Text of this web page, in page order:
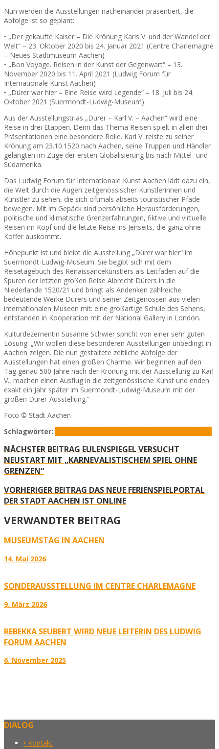
Nun werden die Ausstellungen nacheinander präsentiert, die
Abfolge ist so geplant:
• „Der gekaufte Kaiser – Die Krönung Karls V. und der Wandel der
Welt“ – 23. Oktober 2020 bis 24. Januar 2021 (Centre Charlemagne
– Neues Stadtmuseum Aachen)
• „Bon Voyage. Reisen in der Kunst der Gegenwart“ – 13.
November 2020 bis 11. April 2021 (Ludwig Forum für
Internationale Kunst Aachen)
• „Dürer war hier – Eine Reise wird Legende“ – 18. Juli bis 24.
Oktober 2021 (Suermondt-Ludwig-Museum)
Aus der Ausstellungstrias „Dürer – Karl V. – Aachen“ wird eine
Reise in drei Etappen. Denn das Thema Reisen spielt in allen drei
Präsentationen eine besondere Rolle. Karl V. reiste zu seiner
Krönung am 23.10.1520 nach Aachen, seine Truppen und Händler
gelangten im Zuge der ersten Globalisierung bis nach Mittel- und
Südamerika.
Das Ludwig Forum für Internationale Kunst Aachen lädt dazu ein,
die Welt durch die Augen zeitgenössischer Künstlerinnen und
Künstler zu sehen, die sich oftmals abseits touristischer Pfade
bewegen. Mit im Gepäck sind persönliche Herausforderungen,
politische und klimatische Grenzerfahrungen, fiktive und virtuelle
Reisen im Kopf und die letzte Reise ins Jenseits, die ganz ohne
Koffer auskommt.
Höhepunkt ist und bleibt die Ausstellung „Dürer war hier“ im
Suermondt-Ludwig-Museum. Sie begibt sich mit dem
Reisetagebuch des Renaissancekünstlers als Leitfaden auf die
Spuren der letzten großen Reise Albrecht Dürers in die
Niederlande 1520/21 und bringt als Andenken zahlreiche
bedeutende Werke Dürers und seiner Zeitgenossen aus vielen
internationalen Museen mit: eine großartige Schule des Sehens,
entstanden in Kooperation mit der National Gallery in London.
Kulturdezernentin Susanne Schwier spricht von einer sehr guten
Lösung: „Wir wollen diese besonderen Ausstellungen unbedingt in
Aachen zeigen. Die nun gestaltete zeitliche Abfolge der
Ausstellungen hat einen großen Charme. Wir beginnen auf den
Tag genau 500 Jahre nach der Krönung mit der Ausstellung zu Karl
V., machen einen Ausflug in die zeitgenössische Kunst und enden
exakt ein Jahr später im Suermondt-Ludwig-Museum mit der
großen Dürer-Ausstellung.“
Foto © Stadt Aachen
Schlagwörter:
NÄCHSTER BEITRAG EULENSPIEGEL VERSUCHT
NEUSTART MIT „KARNEVALISTISCHEM SPIEL OHNE
GRENZEN“
VORHERIGER BEITRAG DAS NEUE FERIENSPIELPORTAL
DER STADT AACHEN IST ONLINE
VERWANDTER BEITRAG
MUSEUMSTAG IN AACHEN
14. Mai 2026
SONDERAUSSTELLUNG IM CENTRE CHARLEMAGNE
9. März 2026
REBEKKA SEUBERT WIRD NEUE LEITERIN DES LUDWIG
FORUM AACHEN
6. November 2025
DIALOG
• Kontakt